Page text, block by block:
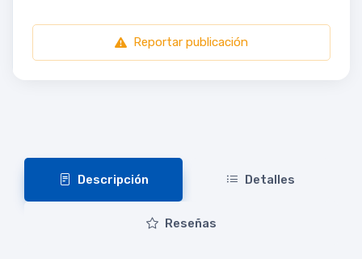
Reportar publicación
Descripción Detalles
Reseñas